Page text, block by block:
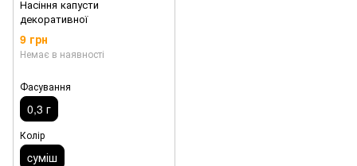
Насіння капусти
декоративної
9 грн
Немає в наявності
Фасування
0,3 г
Колір
cуміш